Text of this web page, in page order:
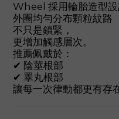
Wheel 採用輪胎造型設
外圈均勻分布顆粒紋路
不只是鎖緊，
更增加觸感層次。
推薦佩戴於：
✔ 陰莖根部
✔ 睪丸根部
讓每一次律動都更有存